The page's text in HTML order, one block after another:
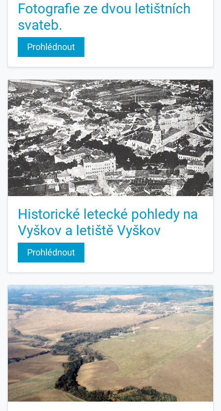
Fotografie ze dvou letištních
svateb.
Prohlédnout
Historické letecké pohledy na
Vyškov a letiště Vyškov
Prohlédnout